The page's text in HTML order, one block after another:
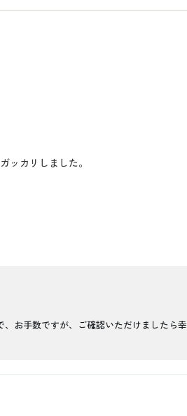
ッカリしました。
お手数ですが、ご確認いただけましたら